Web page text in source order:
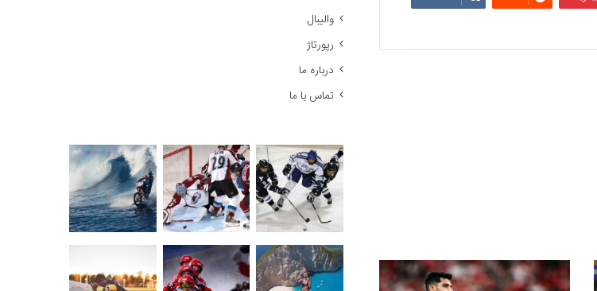
والیبال
رپورتاژ
درباره ما
تماس با ما